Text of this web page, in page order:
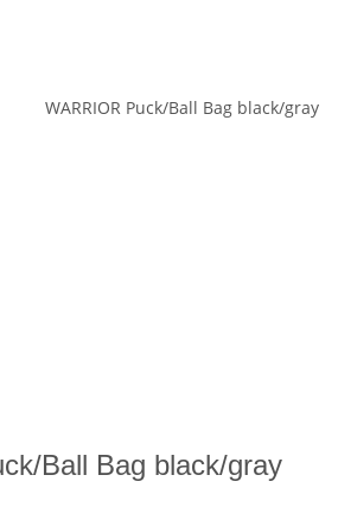
Ball Bag black/gray